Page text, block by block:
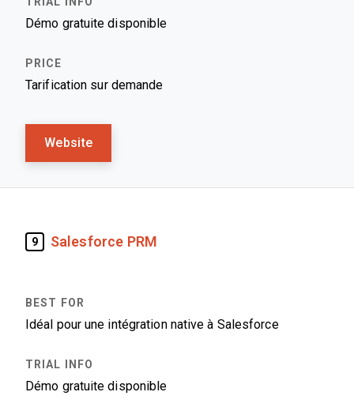
Démo gratuite disponible
Tarification sur demande
Website
9 Salesforce PRM
Idéal pour une intégration native à Salesforce
Démo gratuite disponible